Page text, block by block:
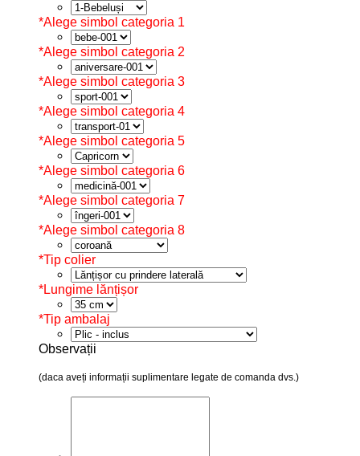
*Alege simbol categoria 1
*Alege simbol categoria 2
*Alege simbol categoria 3
*Alege simbol categoria 4
*Alege simbol categoria 5
*Alege simbol categoria 6
*Alege simbol categoria 7
*Alege simbol categoria 8
*Tip colier
*Lungime lănțișor
*Tip ambalaj
Observații
(daca aveți informații suplimentare legate de comanda dvs.)